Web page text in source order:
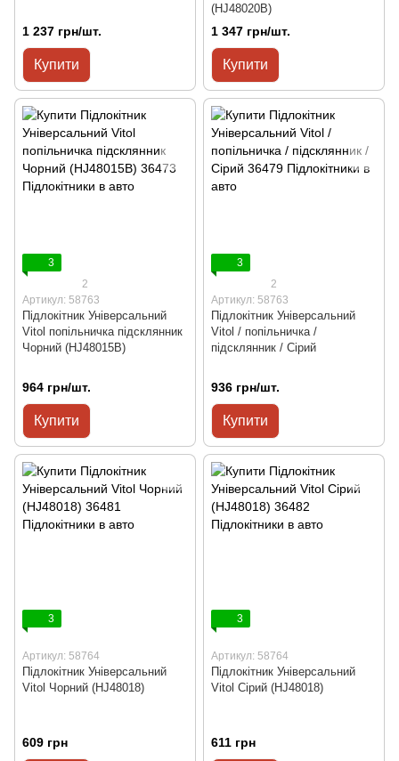
1 237 грн/шт.
Купити
(HJ48020B)
1 347 грн/шт.
Купити
3
2
Артикул: 58763
Підлокітник Універсальний
Vitol попільничка підсклянник
Чорний (HJ48015B)
964 грн/шт.
Купити
3
2
Артикул: 58763
Підлокітник Універсальний
Vitol / попільничка /
підсклянник / Сірий
936 грн/шт.
Купити
3
Артикул: 58764
Підлокітник Універсальний
Vitol Чорний (HJ48018)
609 грн
3
Артикул: 58764
Підлокітник Універсальний
Vitol Сірий (HJ48018)
611 грн